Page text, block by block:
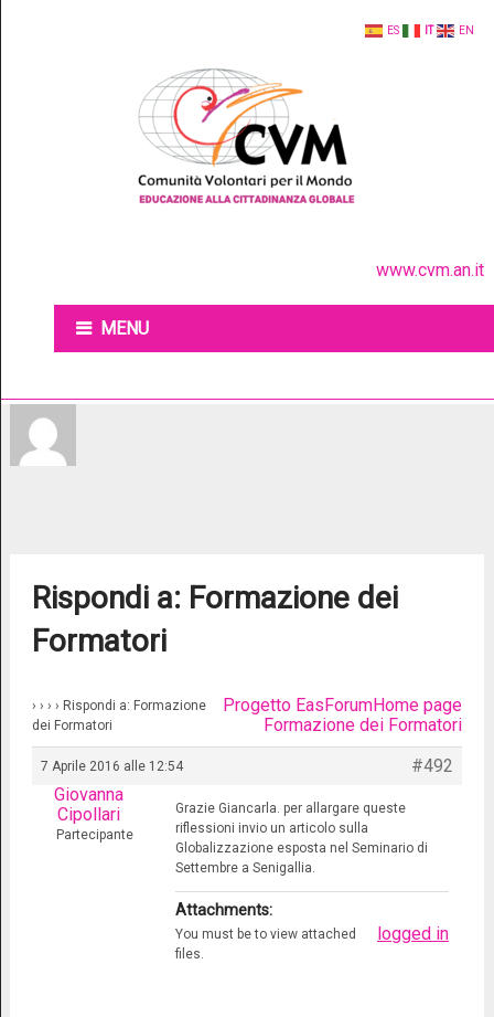
www.cvm.an.it
MENU
Rispondi a: Formazione dei
Formatori
Home page
› Forum
› Progetto Eas
›
Formazione dei Formatori
› Rispondi a: Formazione
dei Formatori
7 Aprile 2016 alle 12:54
#492
Giovanna
Cipollari
Partecipante
Grazie Giancarla. per allargare queste
riflessioni invio un articolo sulla
Globalizzazione esposta nel Seminario di
Settembre a Senigallia.
Attachments:
You must be logged in
to view attached
files.
EN
IT
ES